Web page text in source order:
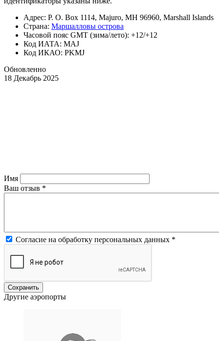
Адрес: P. O. Box 1114, Majuro, MH 96960, Marshall Islands
Страна: Маршалловы острова
Часовой пояс GMT (зима/лето): +12/+12
Код ИАТА: MAJ
Код ИКАО: PKMJ
Обновленно
18 Декабрь 2025
Имя
Ваш отзыв *
Согласие на обработку персональных данных *
Другие аэропорты